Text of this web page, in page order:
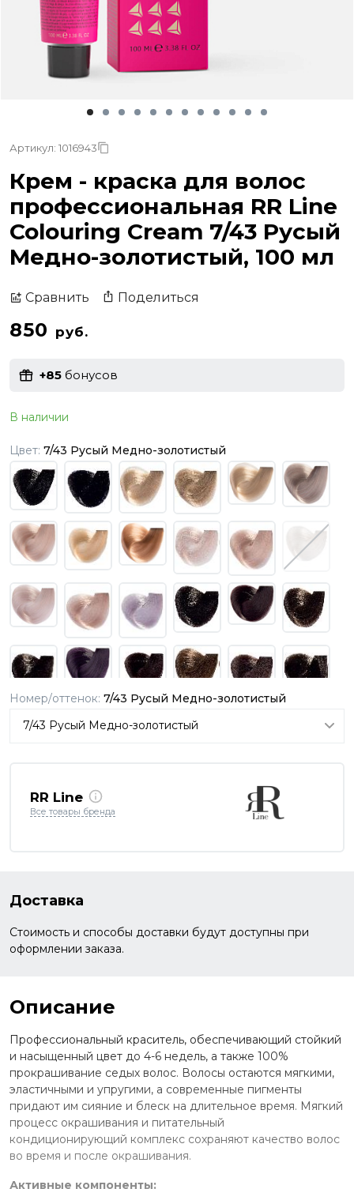
Артикул: 1016943
Крем - краска для волос
профессиональная RR Line
Colouring Cream 7/43 Русый
Медно-золотистый, 100 мл
Сравнить Поделиться
850 руб.
+85 бонусов
В наличии
Цвет: 7/43 Русый Медно-золотистый
Номер/оттенок: 7/43 Русый Медно-золотистый
RR Line
Все товары бренда
Доставка
Стоимость и способы доставки будут доступны при
оформлении заказа.
Описание
Профессиональный краситель, обеспечивающий стойкий
и насыщенный цвет до 4-6 недель, а также 100%
прокрашивание седых волос. Волосы остаются мягкими,
эластичными и упругими, а современные пигменты
придают им сияние и блеск на длительное время. Мягкий
процесс окрашивания и питательный
кондиционирующий комплекс сохраняют качество волос
во время и после окрашивания.
Активные компоненты: